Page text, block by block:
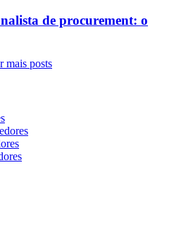
de procurement: o
mais posts